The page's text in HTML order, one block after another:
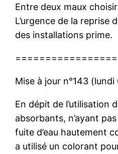
Entre deux maux
L’urgence de la reprise
des installations prime.
Mise à jour n°143 (lundi
En dépit de l’utilisation
absorbants, n’ayant
fuite d’eau hautement
a utilisé un colorant